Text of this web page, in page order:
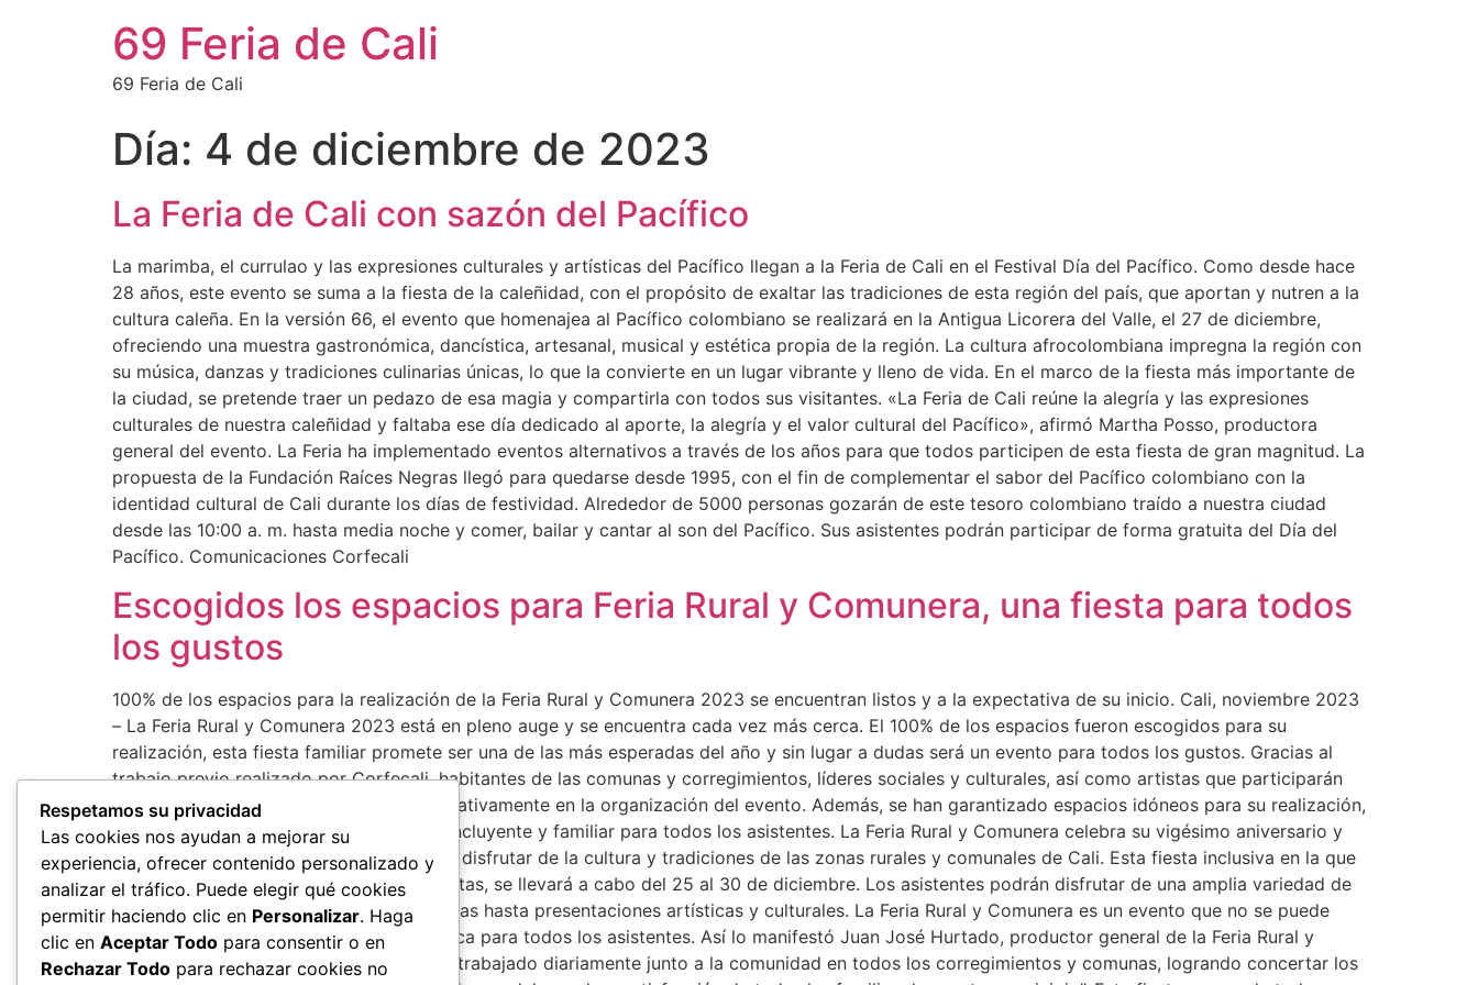
69 Feria de Cali
69 Feria de Cali
Día: 4 de diciembre de 2023
La Feria de Cali con sazón del Pacífico
La marimba, el currulao y las expresiones culturales y artísticas del Pacífico llegan a la Feria de Cali en el Festival Día del Pacífico. Como desde hace
28 años, este evento se suma a la fiesta de la caleñidad, con el propósito de exaltar las tradiciones de esta región del país, que aportan y nutren a la
cultura caleña. En la versión 66, el evento que homenajea al Pacífico colombiano se realizará en la Antigua Licorera del Valle, el 27 de diciembre,
ofreciendo una muestra gastronómica, dancística, artesanal, musical y estética propia de la región. La cultura afrocolombiana impregna la región con
su música, danzas y tradiciones culinarias únicas, lo que la convierte en un lugar vibrante y lleno de vida. En el marco de la fiesta más importante de
la ciudad, se pretende traer un pedazo de esa magia y compartirla con todos sus visitantes. «La Feria de Cali reúne la alegría y las expresiones
culturales de nuestra caleñidad y faltaba ese día dedicado al aporte, la alegría y el valor cultural del Pacífico», afirmó Martha Posso, productora
general del evento. La Feria ha implementado eventos alternativos a través de los años para que todos participen de esta fiesta de gran magnitud. La
propuesta de la Fundación Raíces Negras llegó para quedarse desde 1995, con el fin de complementar el sabor del Pacífico colombiano con la
identidad cultural de Cali durante los días de festividad. Alrededor de 5000 personas gozarán de este tesoro colombiano traído a nuestra ciudad
desde las 10:00 a. m. hasta media noche y comer, bailar y cantar al son del Pacífico. Sus asistentes podrán participar de forma gratuita del Día del
Pacífico. Comunicaciones Corfecali
Escogidos los espacios para Feria Rural y Comunera, una fiesta para todos
los gustos
100% de los espacios para la realización de la Feria Rural y Comunera 2023 se encuentran listos y a la expectativa de su inicio. Cali, noviembre 2023
– La Feria Rural y Comunera 2023 está en pleno auge y se encuentra cada vez más cerca. El 100% de los espacios fueron escogidos para su
realización, esta fiesta familiar promete ser una de las más esperadas del año y sin lugar a dudas será un evento para todos los gustos. Gracias al
trabajo previo realizado por Corfecali, habitantes de las comunas y corregimientos, líderes sociales y culturales, así como artistas que participarán
en la Feria, se ha logrado avanzar significativamente en la organización del evento. Además, se han garantizado espacios idóneos para su realización,
lo que asegura una experiencia exitosa, incluyente y familiar para todos los asistentes. La Feria Rural y Comunera celebra su vigésimo aniversario y
es una oportunidad única para conocer y disfrutar de la cultura y tradiciones de las zonas rurales y comunales de Cali. Esta fiesta inclusiva en la que
todos son bienvenidos, incluso las mascotas, se llevará a cabo del 25 al 30 de diciembre. Los asistentes podrán disfrutar de una amplia variedad de
actividades, desde muestras gastronómicas hasta presentaciones artísticas y culturales. La Feria Rural y Comunera es un evento que no se puede
perder y promete ser una experiencia única para todos los asistentes. Así lo manifestó Juan José Hurtado, productor general de la Feria Rural y
Comunera quien además añadió; “hemos trabajado diariamente junto a la comunidad en todos los corregimientos y comunas, logrando concertar los
Respetamos su privacidad
Las cookies nos ayudan a mejorar su
experiencia, ofrecer contenido personalizado y
analizar el tráfico. Puede elegir qué cookies
permitir haciendo clic en Personalizar. Haga
clic en Aceptar Todo para consentir o en
Rechazar Todo para rechazar cookies no